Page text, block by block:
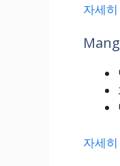
자세
자세